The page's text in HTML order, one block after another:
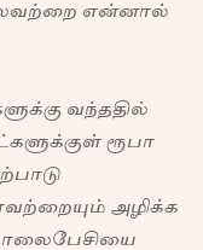
என்னால்
வந்ததில்
ரூபா
அழிக்க